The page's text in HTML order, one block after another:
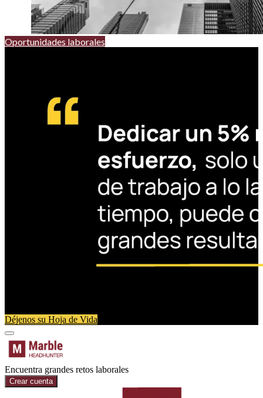
Oportunidades laborales
Déjenos su Hoja de Vida
Encuentra grandes retos laborales
Crear cuenta